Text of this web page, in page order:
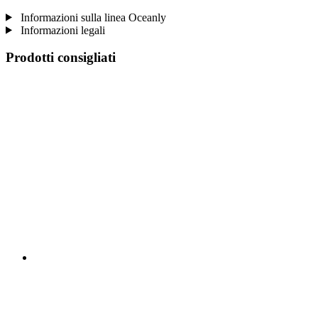
Informazioni sulla linea Oceanly
Informazioni legali
Prodotti consigliati